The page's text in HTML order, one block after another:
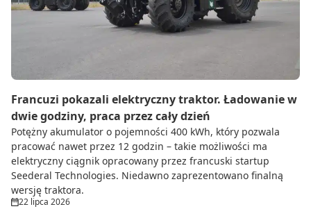
Francuzi pokazali elektryczny traktor. Ładowanie w
dwie godziny, praca przez cały dzień
Potężny akumulator o pojemności 400 kWh, który pozwala
pracować nawet przez 12 godzin – takie możliwości ma
elektryczny ciągnik opracowany przez francuski startup
Seederal Technologies. Niedawno zaprezentowano finalną
wersję traktora.
22 lipca 2026